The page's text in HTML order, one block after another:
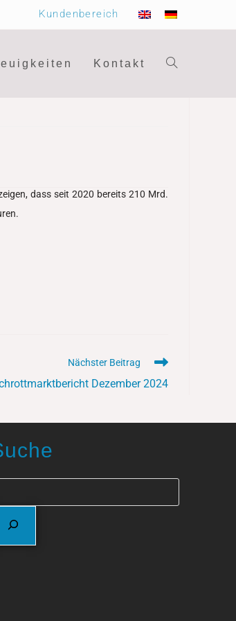
Kundenbereich
Kontakt
dass seit 2020 bereits 210 Mrd.
Nächster Beitrag
Dezember 2024